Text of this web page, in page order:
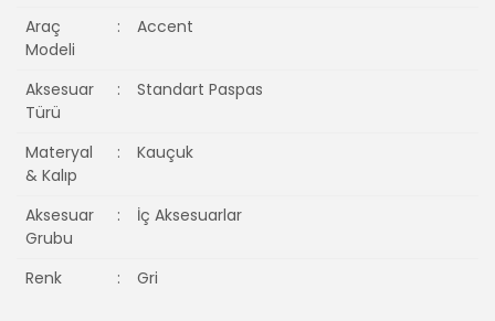
Araç
Modeli
: Accent
Aksesuar
Türü
: Standart Paspas
Materyal
& Kalıp
: Kauçuk
Aksesuar
Grubu
: İç Aksesuarlar
Renk : Gri